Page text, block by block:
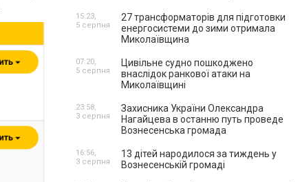
27 трансформаторів для підготовки
енергосистеми до зими отримала
Миколаївщина
15:23,
5 серпня
Цивільне судно пошкоджено
внаслідок ранкової атаки на
Миколаївщині
07:20,
5 серпня
Захисника України Олександра
Нагайцева в останню путь проведе
Вознесенська громада
23:58,
3 серпня
13 дітей народилося за тиждень у
Вознесенській громаді
16:56,
3 серпня